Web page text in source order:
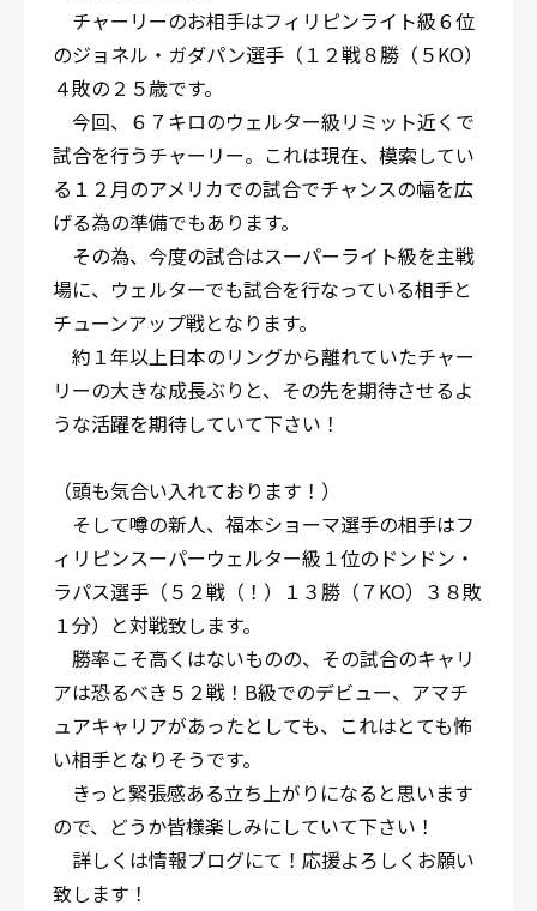
チャーリーのお相手はフィリピンライト級６位
のジョネル・ガダパン選手（１２戦８勝（５KO）
４敗の２５歳です。
今回、６７キロのウェルター級リミット近くで
試合を行うチャーリー。これは現在、模索してい
る１２月のアメリカでの試合でチャンスの幅を広
げる為の準備でもあります。
その為、今度の試合はスーパーライト級を主戦
場に、ウェルターでも試合を行なっている相手と
チューンアップ戦となります。
約１年以上日本のリングから離れていたチャー
リーの大きな成長ぶりと、その先を期待させるよ
うな活躍を期待していて下さい！
（頭も気合い入れております！）
そして噂の新人、福本ショーマ選手の相手はフ
ィリピンスーパーウェルター級１位のドンドン・
ラパス選手（５２戦（！）１３勝（７KO）３８敗
１分）と対戦致します。
勝率こそ高くはないものの、その試合のキャリ
アは恐るべき５２戦！B級でのデビュー、アマチ
ュアキャリアがあったとしても、これはとても怖
い相手となりそうです。
きっと緊張感ある立ち上がりになると思います
ので、どうか皆様楽しみにしていて下さい！
詳しくは情報ブログにて！応援よろしくお願い
致します！